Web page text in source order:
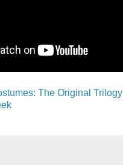
The Original Trilogy